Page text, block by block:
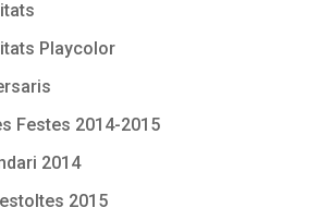
Playcolor
Festes 2014-2015
2014
2015